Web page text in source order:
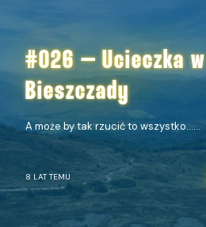
#026 – Ucieczka w
Bieszczady
A może by tak rzucić to wszystko…...
8 LAT TEMU